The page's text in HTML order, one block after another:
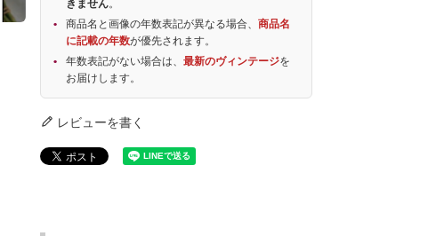
きません。
商品名と画像の年数表記が異なる場合、商品名
に記載の年数が優先されます。
年数表記がない場合は、最新のヴィンテージを
お届けします。
レビューを書く